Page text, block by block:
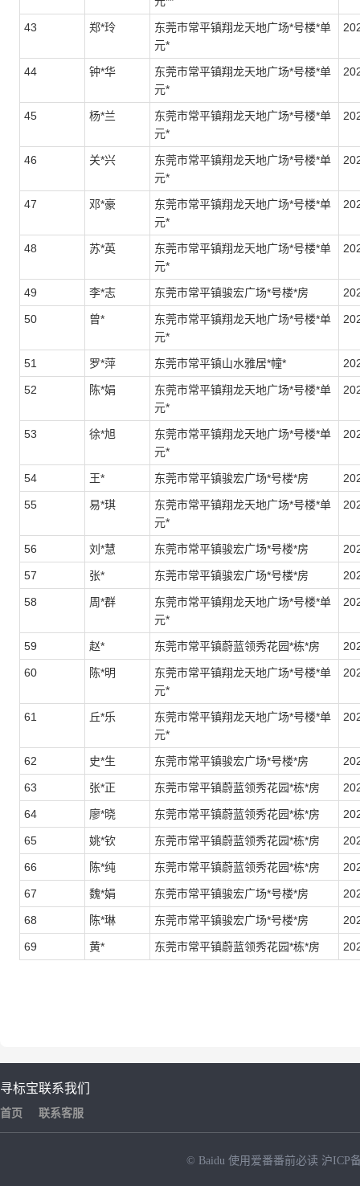
43 郑*玲
东莞市常平镇翔龙天地广场*号楼*单
元*
44 钟*华
东莞市常平镇翔龙天地广场*号楼*单
元*
45 杨*兰
东莞市常平镇翔龙天地广场*号楼*单
元*
46 关*兴
东莞市常平镇翔龙天地广场*号楼*单
元*
47 邓*豪
东莞市常平镇翔龙天地广场*号楼*单
元*
48 苏*英
东莞市常平镇翔龙天地广场*号楼*单
元*
49 李*志 东莞市常平镇骏宏广场*号楼*房
50 曾*
东莞市常平镇翔龙天地广场*号楼*单
元*
51 罗*萍 东莞市常平镇山水雅居*幢*
52 陈*娟
东莞市常平镇翔龙天地广场*号楼*单
元*
53 徐*旭
东莞市常平镇翔龙天地广场*号楼*单
元*
54 王* 东莞市常平镇骏宏广场*号楼*房
55 易*琪
东莞市常平镇翔龙天地广场*号楼*单
元*
56 刘*慧 东莞市常平镇骏宏广场*号楼*房
57 张* 东莞市常平镇骏宏广场*号楼*房
58 周*群
东莞市常平镇翔龙天地广场*号楼*单
元*
59 赵* 东莞市常平镇蔚蓝领秀花园*栋*房
60 陈*明
东莞市常平镇翔龙天地广场*号楼*单
元*
61 丘*乐
东莞市常平镇翔龙天地广场*号楼*单
元*
62 史*生 东莞市常平镇骏宏广场*号楼*房
63 张*正 东莞市常平镇蔚蓝领秀花园*栋*房
64 廖*晓 东莞市常平镇蔚蓝领秀花园*栋*房
65 姚*钦 东莞市常平镇蔚蓝领秀花园*栋*房
66 陈*纯 东莞市常平镇蔚蓝领秀花园*栋*房
67 魏*娟 东莞市常平镇骏宏广场*号楼*房
68 陈*琳 东莞市常平镇骏宏广场*号楼*房
69 黄* 东莞市常平镇蔚蓝领秀花园*栋*房
寻标宝
首页
联系我们
联系客服
© Baidu 使用爱番番前必读 沪ICP